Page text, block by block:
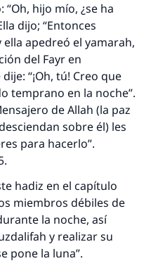
hijo mío, ¿se ha
dijo; “Entonces
apedreó el yamarah,
del Fayr en
“¡Oh, tú! Creo que
temprano en la noche”.
de Allah (la paz
sobre él) les
para hacerlo”.
hadiz en el capítulo
miembros débiles de
la noche, así
y realizar su
pone la luna”.
salvó un
contribución ayuda a